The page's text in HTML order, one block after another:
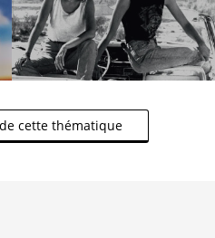
cette thématique